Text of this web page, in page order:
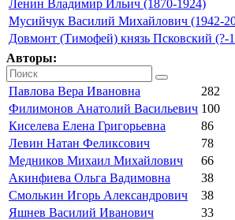
Ленин Владимир Ильич (1870-1924)
Мусийчук Василий Михайлович (1942-
Довмонт (Тимофей) князь Псковский (?-
Авторы:
Павлова Вера Ивановна
282
Филимонов Анатолий Васильевич 100
Киселева Елена Григорьевна
86
Левин Натан Феликсович
78
Медников Михаил Михайлович
66
Акинфиева Ольга Вадимовна
38
Смолькин Игорь Александрович
38
Яшнев Василий Иванович
33